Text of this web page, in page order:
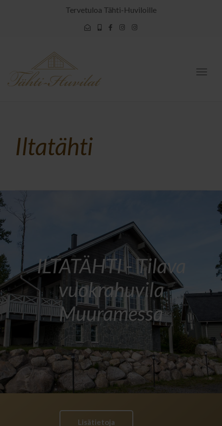
Tervetuloa Tähti-Huviloille
Iltatähti
ILTATÄHTI - Tilava
vuokrahuvila
Muuramessa
Lisätietoja